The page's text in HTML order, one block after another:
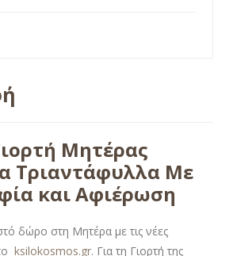
Μητέρας
Τριαντάφυλλα Με
και Αφιέρωση
δώρο στη Μητέρα με τις νέες
ksilokosmos.gr. Για τη Γιορτή της